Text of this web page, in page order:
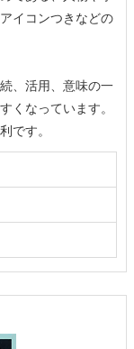
イコンつきなどの
、活用、意味の一
くなっています。
です。